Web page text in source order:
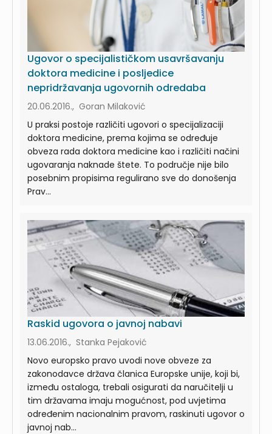
Ugovor o specijalističkom usavršavanju
doktora medicine i posljedice
nepridržavanja ugovornih odredaba
20.06.2016., Goran Milaković
U praksi postoje različiti ugovori o specijalizaciji
doktora medicine, prema kojima se određuje
obveza rada doktora medicine kao i različiti načini
ugovaranja naknade štete. To područje nije bilo
posebnim propisima regulirano sve do donošenja
Prav...
Raskid ugovora o javnoj nabavi
13.06.2016., Stanka Pejaković
Novo europsko pravo uvodi nove obveze za
zakonodavce država članica Europske unije, koji bi,
između ostaloga, trebali osigurati da naručitelji u
tim državama imaju mogućnost, pod uvjetima
određenim nacionalnim pravom, raskinuti ugovor o
javnoj nab...